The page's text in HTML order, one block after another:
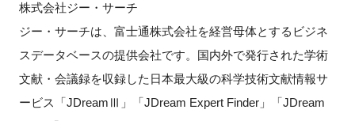
株式会社ジー・サーチ
ジー・サーチは、富士通株式会社を経営母体とするビジネ
スデータベースの提供会社です。国内外で発行された学術
文献・会議録を収録した日本最大級の科学技術文献情報サ
ービス「JDreamⅢ」「JDream Expert Finder」「JDream